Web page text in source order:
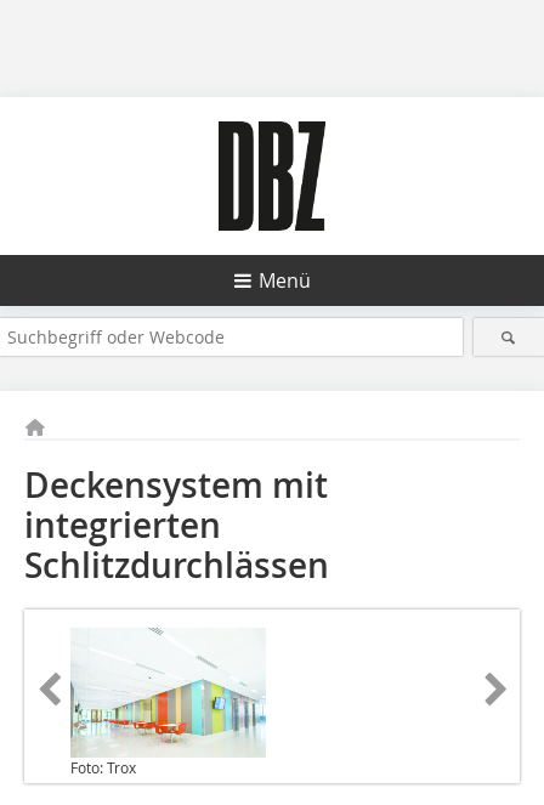
Menü
Deckensystem mit
integrierten
Schlitzdurchlässen
Foto: Trox